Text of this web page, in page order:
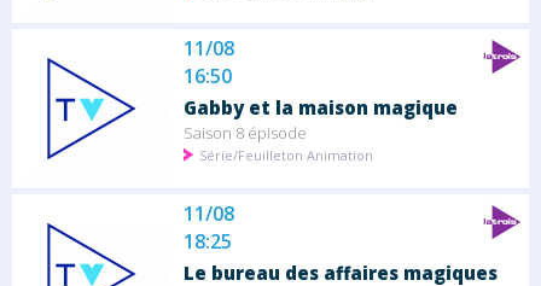
11/08
16:50
Gabby et la maison magique
Saison 8 épisode
Série/Feuilleton Animation
11/08
18:25
Le bureau des affaires magiques